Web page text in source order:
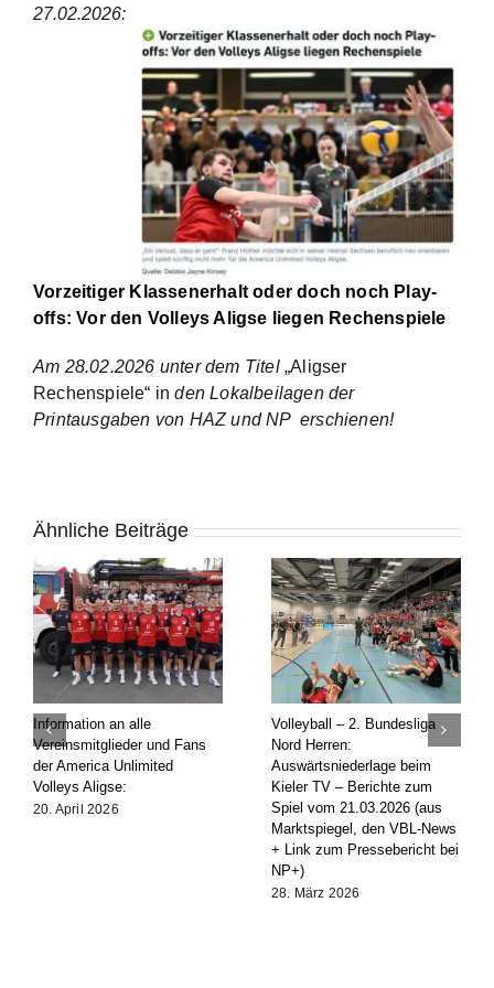
27.02.2026:
Vorzeitiger Klassenerhalt oder doch noch Play-
offs: Vor den Volleys Aligse liegen Rechenspiele
Am 28.02.2026 unter dem Titel„Aligser
Rechenspiele“ in den Lokalbeilagen der
Printausgaben von HAZ und NP erschienen!
Ähnliche Beiträge
Volleyball – 2. Bundesliga
Nord Herren: Vorberichte zum
Spiel beim Kieler TV (aus
Marktspiegel, VBL-News und
Link zu NP+/HAZ+)
Volleyball – 2. Bundesliga
Nord Herren: Auswärtssieg
bei den Münster Volleys –
Berichte zum Spiel vom
14.03.2026 (aus den VBL-
News + Link zum
Pressebericht bei NP+)
17. März 2026